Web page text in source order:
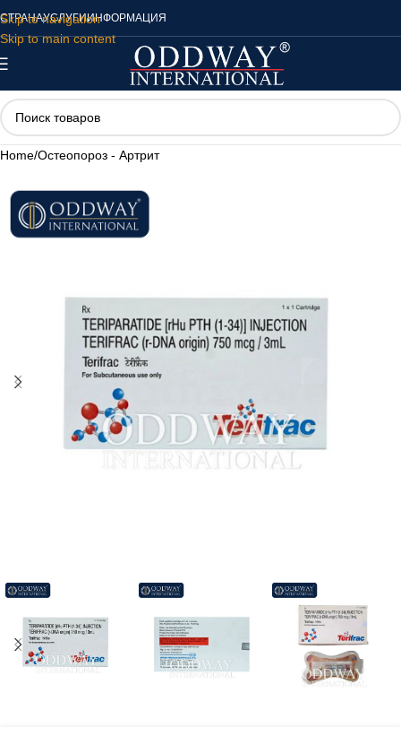
Skip to navigation
Skip to main content
СТРАНАУСЛУГИИНФОРМАЦИЯ
Home/Остеопороз - Артрит